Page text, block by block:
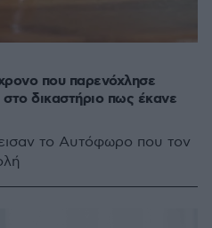
που παρενόχλησε
δικαστήριο πως έκανε
το Αυτόφωρο που τον